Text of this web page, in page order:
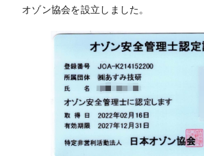
オゾン協会を設立しました。